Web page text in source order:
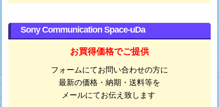
Sony Communication Space-uDa
お買得価格でご提供
フォームにてお問い合わせの方に
最新の価格・納期・送料等を
メールにてお伝え致します